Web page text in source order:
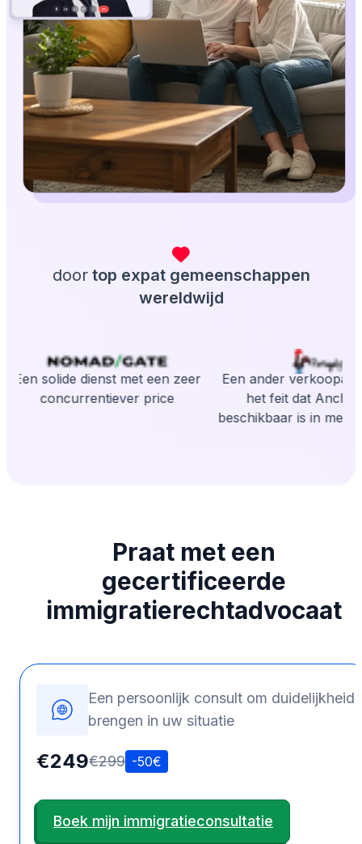
door top expat gemeenschappen
wereldwijd
Een solide dienst met een zeer
concurrentiever price
Een ander
het feit dat
beschikbaar is in
Praat met een
gecertificeerde
immigratierechtadvocaat
Een persoonlijk consult om duidelijkheid
brengen in uw situatie
€249€299 -50€
Boek mijn immigratieconsultatie